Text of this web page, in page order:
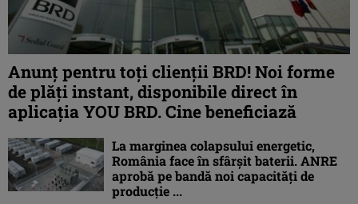
Anunț pentru toți clienții BRD! Noi forme
de plăți instant, disponibile direct în
aplicația YOU BRD. Cine beneficiază
La marginea colapsului energetic,
România face în sfârșit baterii. ANRE
aprobă pe bandă noi capacități de
producție ...